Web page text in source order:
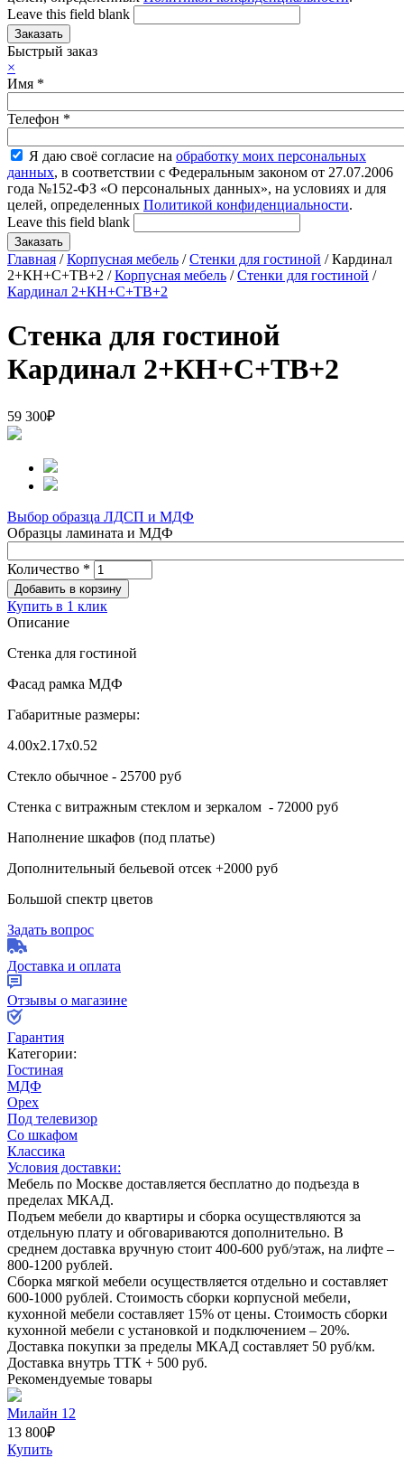
Leave this field blank
Быстрый заказ
×
Имя *
Телефон *
Я даю своё согласие на обработку моих персональных
данных, в соответствии с Федеральным законом от 27.07.2006
года №152-ФЗ «О персональных данных», на условиях и для
целей, определенных Политикой конфиденциальности.
Leave this field blank
Главная /Корпусная мебель /Стенки для гостиной / Кардинал
2+КН+С+ТВ+2 /Корпусная мебель /Стенки для гостиной /
Кардинал 2+КН+С+ТВ+2
Стенка для гостиной
Кардинал 2+КН+С+ТВ+2
59 300₽
Выбор образца ЛДСП и МДФ
Образцы ламината и МДФ
Количество *
Купить в 1 клик
Описание
Стенка для гостиной
Фасад рамка МДФ
Габаритные размеры:
4.00х2.17х0.52
Стекло обычное - 25700 руб
Стенка с витражным стеклом и зеркалом - 72000 руб
Наполнение шкафов (под платье)
Дополнительный бельевой отсек +2000 руб
Большой спектр цветов
Задать вопрос
Доставка и оплата
Отзывы о магазине
Гарантия
Категории:
Гостиная
МДФ
Орех
Под телевизор
Со шкафом
Классика
Условия доставки:
Мебель по Москве доставляется бесплатно до подъезда в
пределах МКАД.
Подъем мебели до квартиры и сборка осуществляются за
отдельную плату и обговариваются дополнительно. В
среднем доставка вручную стоит 400-600 руб/этаж, на лифте –
800-1200 рублей.
Сборка мягкой мебели осуществляется отдельно и составляет
600-1000 рублей. Стоимость сборки корпусной мебели,
кухонной мебели составляет 15% от цены. Стоимость сборки
кухонной мебели с установкой и подключением – 20%.
Доставка покупки за пределы МКАД составляет 50 руб/км.
Доставка внутрь ТТК + 500 руб.
Рекомендуемые товары
Милайн 12
13 800₽
Купить